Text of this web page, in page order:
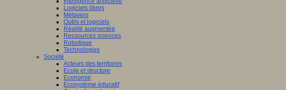
Logiciels libres
Métavers
Outils et logiciels
Réalité augmentée
Ressources sciences
Robotique
Technologies
Société
Acteurs des territoires
Ecole et structure
Economie
Ecosystème éducatif